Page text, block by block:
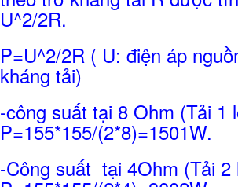
U^2/2R.
P=U^2/2R ( U: điện áp
kháng tải)
-công suất tại 8 Ohm (Tải 1
P=155*155/(2*8)=1501W.
-Công suất tại 4Ohm (Tải